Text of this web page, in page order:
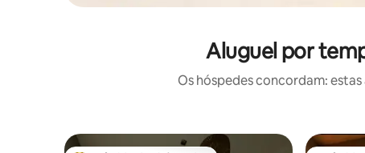
Aluguel por
Os hóspedes concordam: